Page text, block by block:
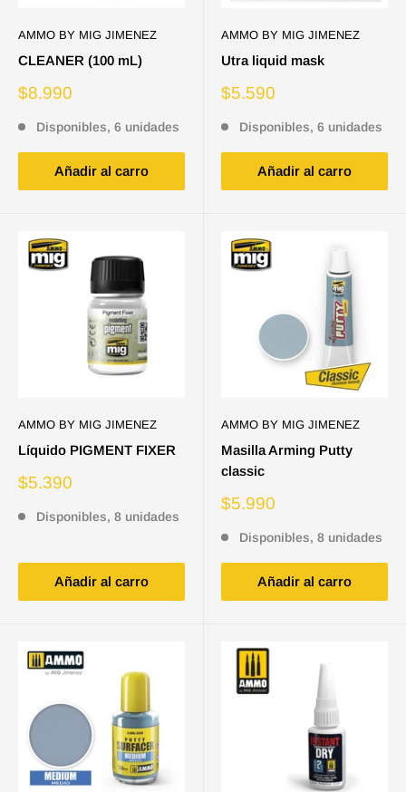
AMMO BY MIG JIMENEZ
CLEANER (100 mL)
Precio
venta
$8.990
Disponibles, 6 unidades
Añadir al carro
AMMO BY MIG JIMENEZ
Utra liquid mask
Precio
venta
$5.590
Disponibles, 6 unidades
Añadir al carro
AMMO BY MIG JIMENEZ
Líquido PIGMENT FIXER
Precio
venta
$5.390
Disponibles, 8 unidades
Añadir al carro
AMMO BY MIG JIMENEZ
Masilla Arming Putty
classic
Precio
venta
$5.990
Disponibles, 8 unidades
Añadir al carro